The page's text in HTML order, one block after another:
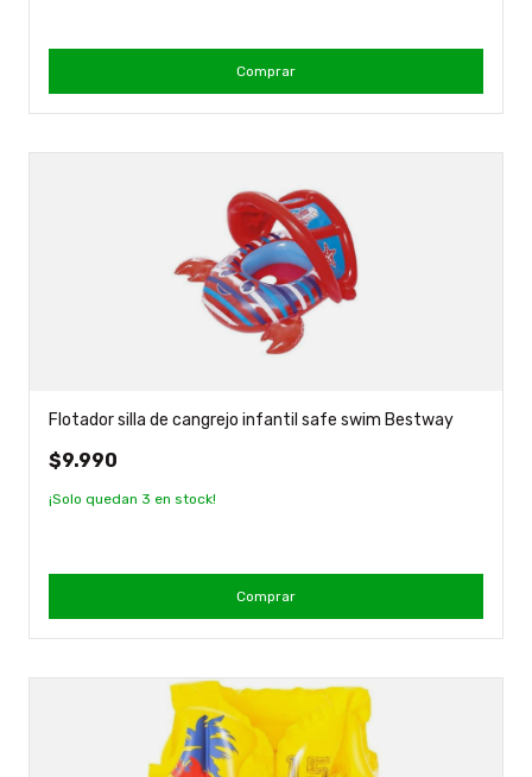
Comprar
Flotador silla de cangrejo infantil safe swim Bestway
$9.990
¡Solo quedan 3 en stock!
Comprar